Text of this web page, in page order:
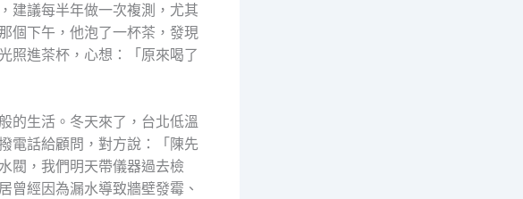
建議每半年做一次複測，尤其
個下午，他泡了一杯茶，發現
照進茶杯，心想：「原來喝了
的生活。冬天來了，台北低溫
電話給顧問，對方說：「陳先
閥，我們明天帶儀器過去檢
曾經因為漏水導致牆壁發霉、